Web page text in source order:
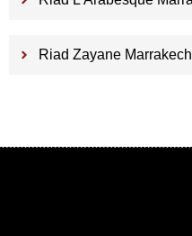
Riad Zayane Marrakech